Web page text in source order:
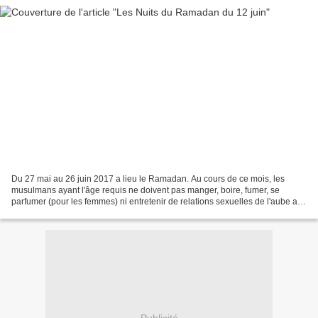
Du 27 mai au 26 juin 2017 a lieu le Ramadan. Au cours de ce mois, les
musulmans ayant l'âge requis ne doivent pas manger, boire, fumer, se
parfumer (pour les femmes) ni entretenir de relations sexuelles de l'aube au